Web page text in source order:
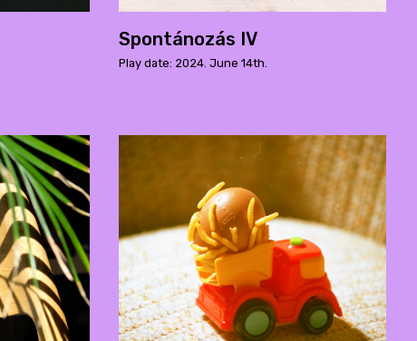
Spontánozás IV
Play date: 2024. June 14th.